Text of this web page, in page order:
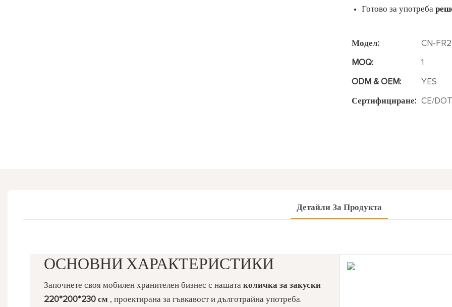
Готово за употреба
Модел: CN-
MOQ: 1
ODM & OEM: YES
Сертифициране: CE/
Детайли За Продукта
ОСНОВНИ ХАРАКТЕРИСТИКИ
Започнете своя мобилен хранителен бизнес с нашата количка за закуски
220*200*230 см , проектирана за гъвкавост и дълготрайна употреба.